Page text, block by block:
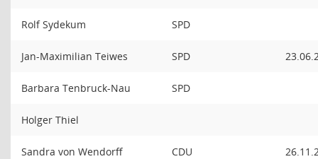
Rolf Sydekum SPD
Jan-Maximilian Teiwes SPD
Barbara Tenbruck-Nau SPD
Holger Thiel
Sandra von Wendorff CDU